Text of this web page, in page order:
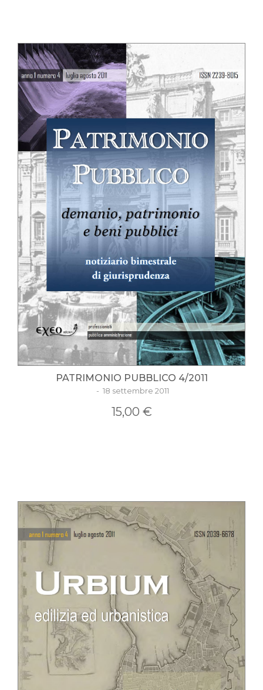
PATRIMONIO PUBBLICO 4/2011
- 18 settembre 2011
15,00 €